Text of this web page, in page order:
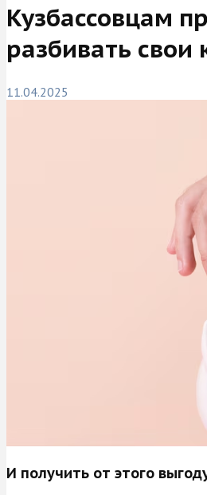
Кузбассовцам
разбивать свои
11.04.2025
И получить от этого